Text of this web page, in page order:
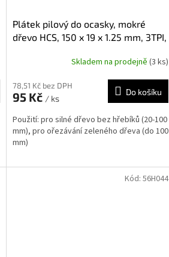
Plátek pilový do ocasky, mokré
dřevo HCS, 150 x 19 x 1.25 mm, 3TPI,
Skladem na prodejně (3 ks)
78,51 Kč bez DPH
95 Kč / ks
Do košíku
Použití: pro silné dřevo bez hřebíků (20-100
mm), pro ořezávání zeleného dřeva (do 100
mm)
Kód: 56H044